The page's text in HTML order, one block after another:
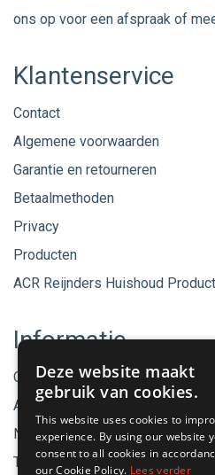
ons op voor een afspraak of
Klantenservice
Contact
Algemene voorwaarden
Garantie en retourneren
Betaalmethoden
Privacy
Producten
ACR Reijnders Huishoud
Informatie
Onze merken
Aanbiedingen
Nieuwe producten
Tips & Nieuws
Deze website maakt
gebruik van cookies.
This website uses cookies to
experience. By using our website
consent to all cookies in
our Cookie Policy. Lees verder